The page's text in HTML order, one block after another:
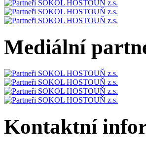
Mediální
Kontaktní